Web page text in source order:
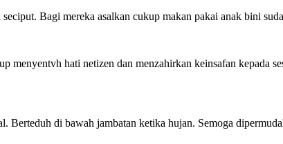
Bagi mereka asalkan cukup makan pakai anak bini
menyentvh hati netizen dan menzahirkan keinsafan kepada
Berteduh di bawah jambatan ketika hujan. Semoga